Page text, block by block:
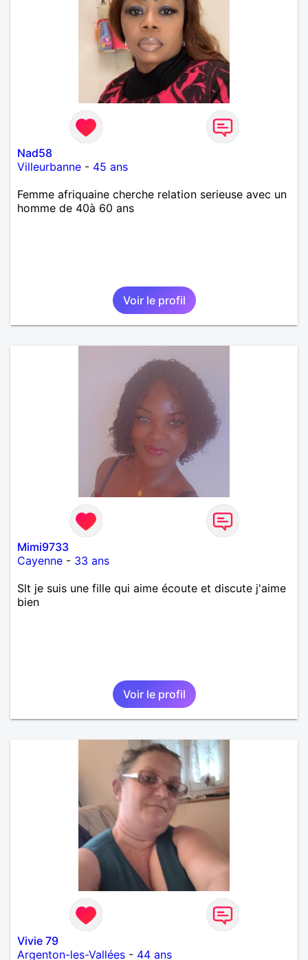
Nad58
Villeurbanne - 45 ans
Femme afriquaine cherche relation serieuse avec un
homme de 40à 60 ans
Voir le profil
Mimi9733
Cayenne - 33 ans
Slt je suis une fille qui aime écoute et discute j'aime
bien
Voir le profil
Vivie 79
Argenton-les-Vallées - 44 ans